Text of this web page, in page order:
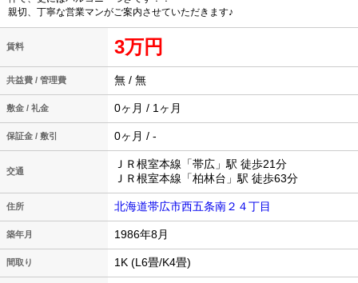
親切、丁寧な営業マンがご案内させていただきます♪
賃料 3万円
共益費 / 管理費 無 / 無
敷金 / 礼金 0ヶ月 / 1ヶ月
保証金 / 敷引 0ヶ月 / -
交通
ＪＲ根室本線「帯広」駅 徒歩21分
ＪＲ根室本線「柏林台」駅 徒歩63分
住所 北海道帯広市西五条南２４丁目
築年月 1986年8月
間取り 1K (L6畳/K4畳)